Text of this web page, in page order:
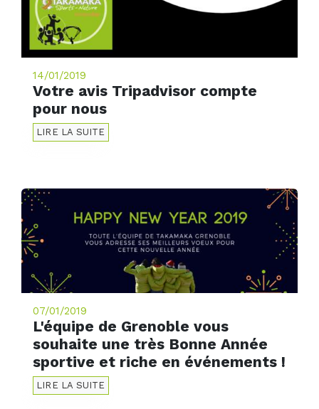
14/01/2019
Votre avis Tripadvisor compte
pour nous
LIRE LA SUITE
07/01/2019
L'équipe de Grenoble vous
souhaite une très Bonne Année
sportive et riche en événements !
LIRE LA SUITE